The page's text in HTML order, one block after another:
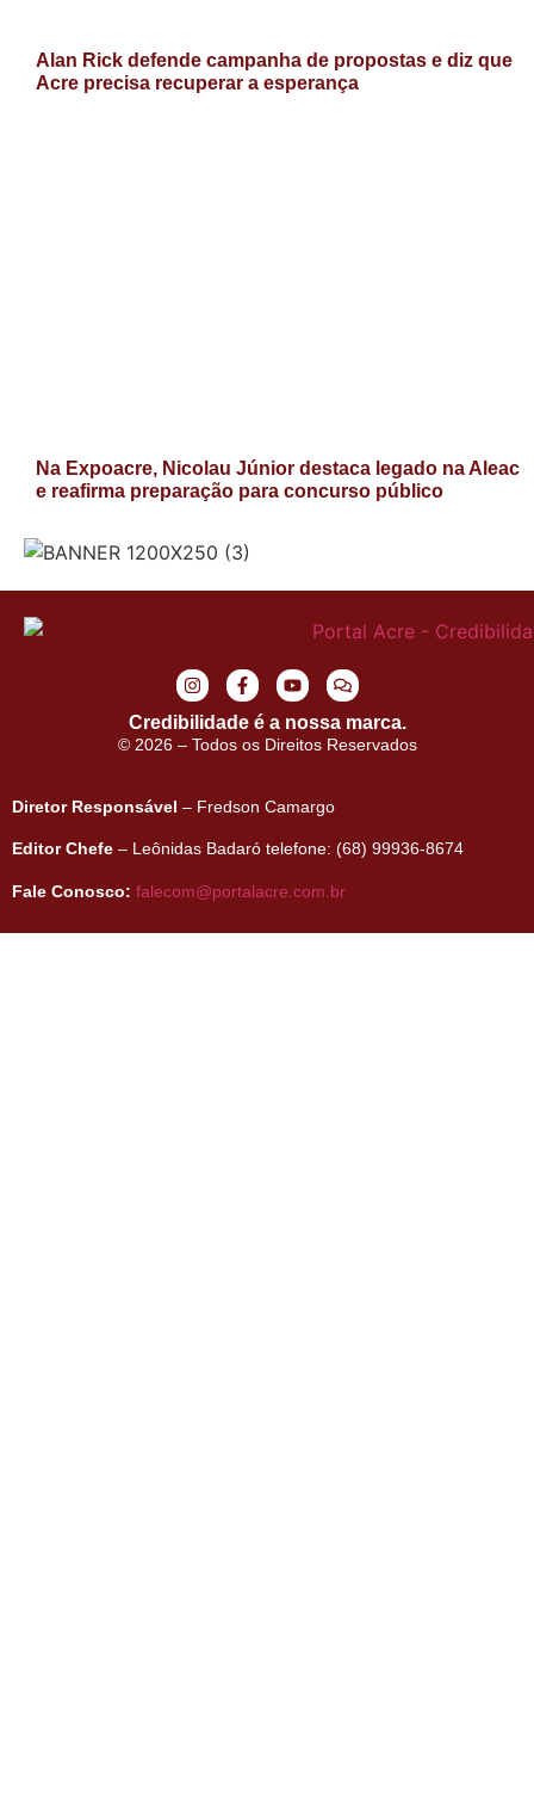
Alan Rick defende campanha de propostas e diz que
Acre precisa recuperar a esperança
Na Expoacre, Nicolau Júnior destaca legado na Aleac
e reafirma preparação para concurso público
Credibilidade é a nossa marca.
© 2026 – Todos os Direitos Reservados
Diretor Responsável – Fredson Camargo
Editor Chefe – Leônidas Badaró telefone: (68) 99936-8674
Fale Conosco: falecom@portalacre.com.br